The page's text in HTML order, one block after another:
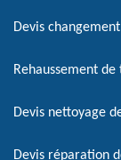
Devis
Rehaussement
Devis nettoyage
Devis réparation